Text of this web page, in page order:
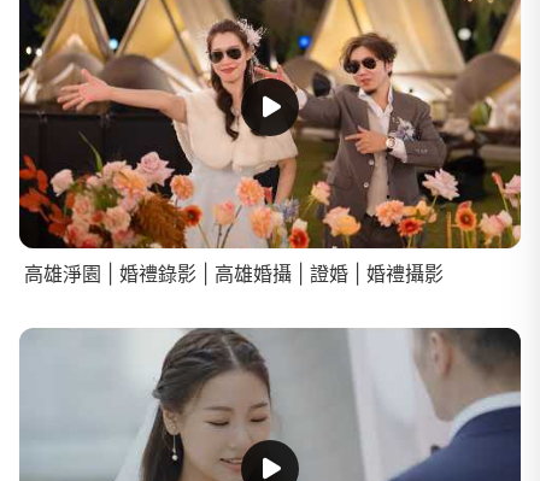
高雄淨園 | 婚禮錄影 | 高雄婚攝 | 證婚 | 婚禮攝影